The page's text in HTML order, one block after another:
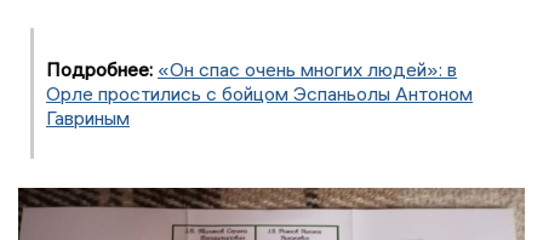
Подробнее: «Он спас очень многих людей»: в
Орле простились с бойцом Эспаньолы Антоном
Гавриным